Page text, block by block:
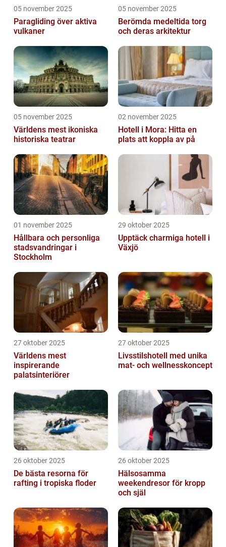
05 november 2025
Paragliding över aktiva
vulkaner
05 november 2025
Berömda medeltida torg
och deras arkitektur
05 november 2025
Världens mest ikoniska
historiska teatrar
02 november 2025
Hotell i Mora: Hitta en
plats att koppla av på
01 november 2025
Hållbara och personliga
stadsvandringar i
Stockholm
29 oktober 2025
Upptäck charmiga hotell i
Växjö
27 oktober 2025
Världens mest
inspirerande
palatsinteriörer
27 oktober 2025
Livsstilshotell med unika
mat- och wellnesskoncept
26 oktober 2025
De bästa resorna för
rafting i tropiska floder
26 oktober 2025
Hälsosamma
weekendresor för kropp
och själ